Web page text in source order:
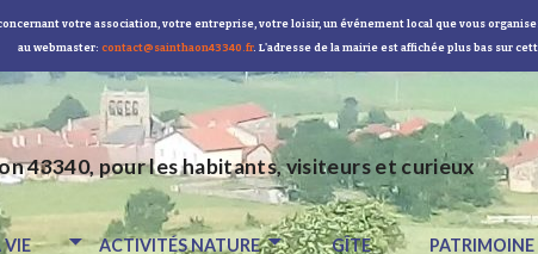
votre association, votre entreprise, votre loisir, un événement local que vous
au webmaster: contact@sainthaon43340.fr. L'adresse de la mairie est affichée plus bas sur
43340, pour les habitants, visiteurs et curieux
VIE
ACTIVITÉS NATURE
GÎTE